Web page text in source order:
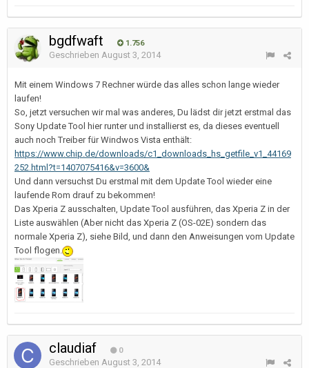
bgdfwaft 1.756
Geschrieben August 3, 2014
Mit einem Windows 7 Rechner würde das alles schon lange wieder
laufen!
So, jetzt versuchen wir mal was anderes, Du lädst dir jetzt erstmal das
Sony Update Tool hier runter und installierst es, da dieses eventuell
auch noch Treiber für Windwos Vista enthält:
https://www.chip.de/downloads/c1_downloads_hs_getfile_v1_44169
252.html?t=1407075416&v=3600&
Und dann versuchst Du erstmal mit dem Update Tool wieder eine
laufende Rom drauf zu bekommen!
Das Xperia Z ausschalten, Update Tool ausführen, das Xperia Z in der
Liste auswählen (Aber nicht das Xperia Z (OS-02E) sondern das
normale Xperia Z), siehe Bild, und dann den Anweisungen vom Update
Tool flogen.
claudiaf 0
Geschrieben August 3, 2014